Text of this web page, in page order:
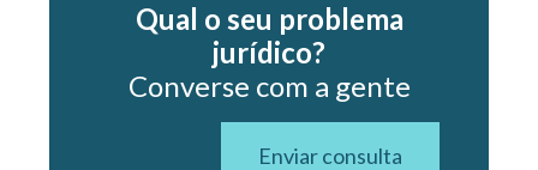
Qual o seu problema
jurídico?
Converse com a gente
Enviar consulta